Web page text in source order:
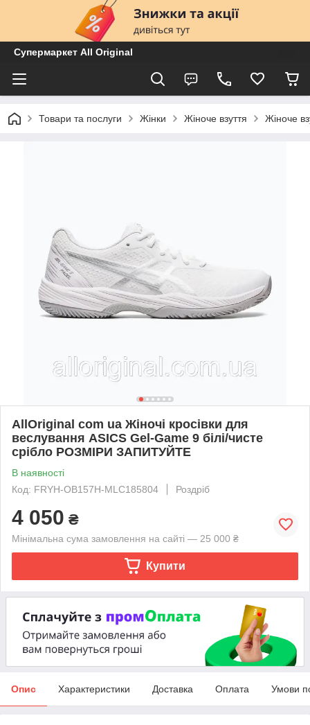
Супермаркет All Original
Товари та послуги Жінки Жіноче взуття Жіноче
AllOriginal com ua Жіночі кросівки для
веслування ASICS Gel-Game 9 білі/чисте
срібло РОЗМІРИ ЗАПИТУЙТЕ
В наявності
Код: FRYH-OB157H-MLC185804
Роздріб
4 050 ₴
Мінімальна сума замовлення на сайті — 25 000 ₴
Купити
Опис Характеристики Доставка Оплата Умови